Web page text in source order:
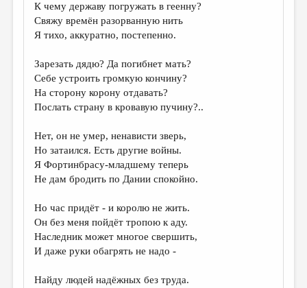
КОНКУРСЫ
ДЕТСКАЯ КОМНАТА
КНИЖНАЯ ПОЛКА
ОБЗОР ЛИТЕРАТУРЫ
СТРАНИЦЫ ПАМЯТИ
ОБЪЯВЛЕНИЯ
КОЛОНКА РЕДАКТОРА
РЕДКОЛЛЕГИЯ
ОТ РЕДАКЦИИ
МАЛАЯ ПРОЗА
ЭССЕИСТИКА
ЛИТЕРАТУРОВЕДЕНИЕ
К чему державу погружать в геенну?
Свяжу времён разорванную нить
Я тихо, аккуратно, постепенно.
Зарезать дядю? Да погибнет мать?
Себе устроить громкую кончину?
На сторону корону отдавать?
Послать страну в кровавую пучину?..
Нет, он не умер, ненависти зверь,
Но затаился. Есть другие войны.
Я Фортинбрасу-младшему теперь
Не дам бродить по Дании спокойно.
Но час придёт - и королю не жить.
Он без меня пойдёт тропою к аду.
Наследник может многое свершить,
И даже руки обагрять не надо -
Найду людей надёжных без труда.